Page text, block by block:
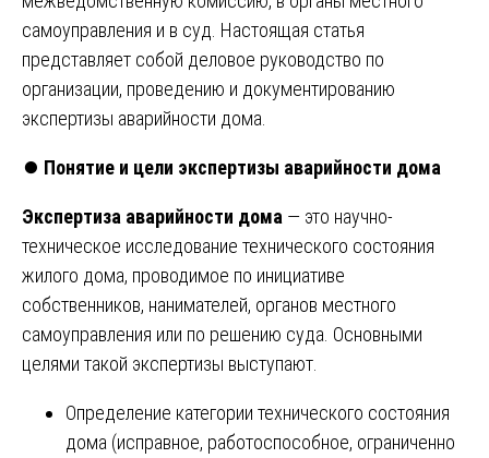
самоуправления и в суд. Настоящая статья
представляет собой деловое руководство по
организации, проведению и документированию
экспертизы аварийности дома.
⏺️ Понятие и цели экспертизы аварийности дома
Экспертиза аварийности дома — это научно-
техническое исследование технического состояния
жилого дома, проводимое по инициативе
собственников, нанимателей, органов местного
самоуправления или по решению суда. Основными
целями такой экспертизы выступают.
Определение категории технического состояния
дома (исправное, работоспособное, ограниченно